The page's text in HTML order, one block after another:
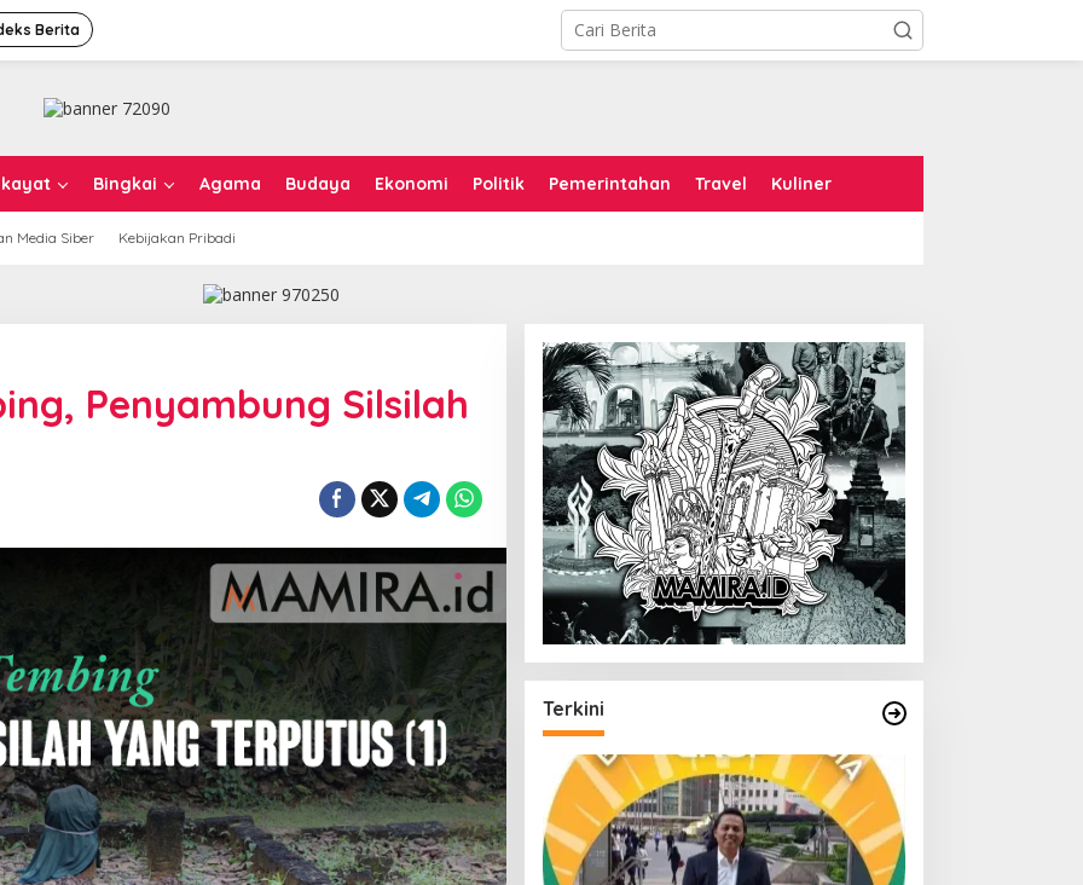
Berita
Bingkai Agama Budaya Ekonomi Politik Pemerintahan Travel Kuliner
Media Siber Kebijakan Pribadi
Penyambung Silsilah
Terkini